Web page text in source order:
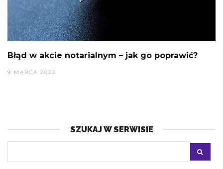
Błąd w akcie notarialnym – jak go poprawić?
9 MARCA 2022
SZUKAJ W SERWISIE